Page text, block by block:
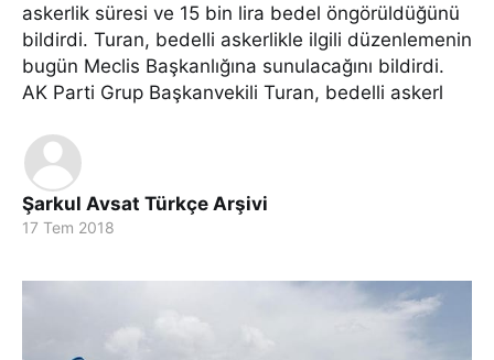
askerlik süresi ve 15 bin lira bedel öngörüldüğünü
bildirdi. Turan, bedelli askerlikle ilgili düzenlemenin
bugün Meclis Başkanlığına sunulacağını bildirdi.
AK Parti Grup Başkanvekili Turan, bedelli askerl
Şarkul Avsat Türkçe Arşivi
17 Tem 2018